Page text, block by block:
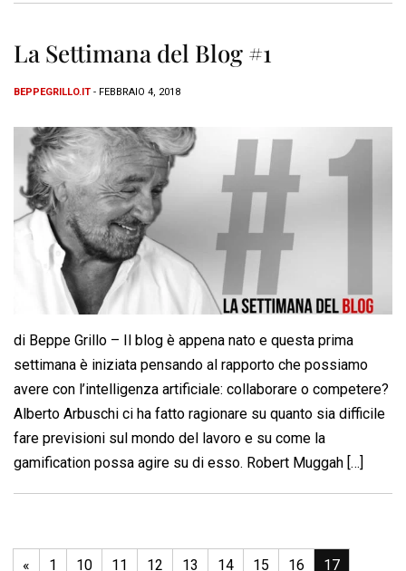
La Settimana del Blog #1
BEPPEGRILLO.IT - FEBBRAIO 4, 2018
di Beppe Grillo – Il blog è appena nato e questa prima
settimana è iniziata pensando al rapporto che possiamo
avere con l’intelligenza artificiale: collaborare o competere?
Alberto Arbuschi ci ha fatto ragionare su quanto sia difficile
fare previsioni sul mondo del lavoro e su come la
gamification possa agire su di esso. Robert Muggah […]
« 1 10 11 12 13 14 15 16 17